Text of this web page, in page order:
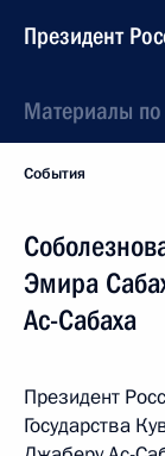
Президент
Материалы
События
Эмира
Ас-Сабаха
Президент
Государства